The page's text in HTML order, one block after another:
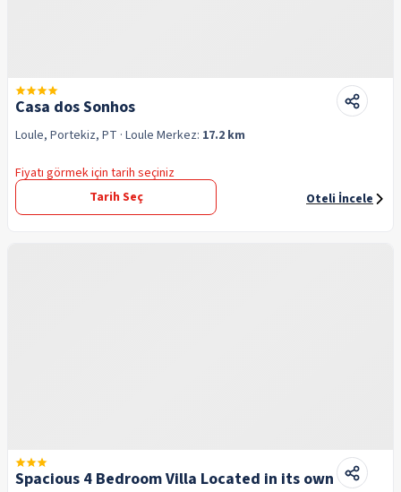
Casa dos Sonhos
Loule, Portekiz, PT · Loule Merkez: 17.2 km
Fiyatı görmek için tarih seçiniz
Tarih Seç
Oteli İncele
Spacious 4 Bedroom Villa Located in its own